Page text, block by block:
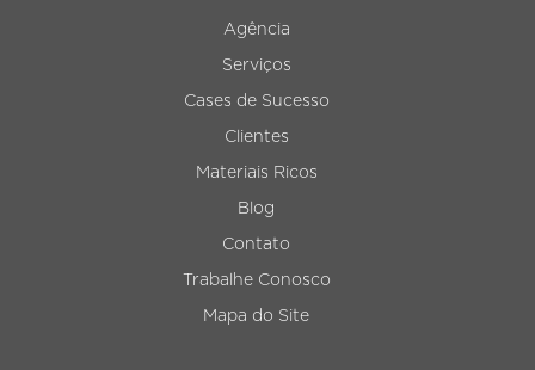
Agência
Serviços
Cases de Sucesso
Clientes
Materiais Ricos
Blog
Contato
Trabalhe Conosco
Mapa do Site